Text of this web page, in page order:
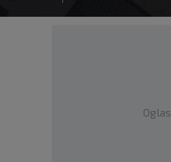
Oglas